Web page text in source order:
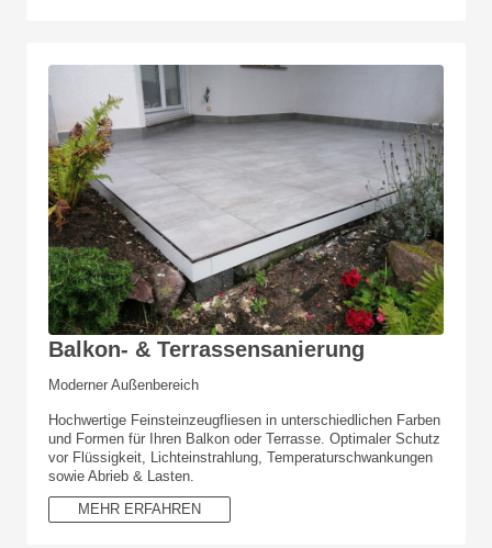
Balkon- & Terrassensanierung
Moderner Außenbereich
Hochwertige Feinsteinzeugfliesen in unterschiedlichen Farben
und Formen für Ihren Balkon oder Terrasse. Optimaler Schutz
vor Flüssigkeit, Lichteinstrahlung, Temperaturschwankungen
sowie Abrieb & Lasten.
MEHR ERFAHREN